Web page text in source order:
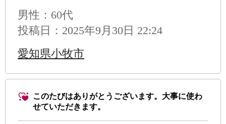
男性 ：60代
投稿日：2025年9月30日 22:24
愛知県小牧市
このたびはありがとうございます。大事に使わ
せていただきます。